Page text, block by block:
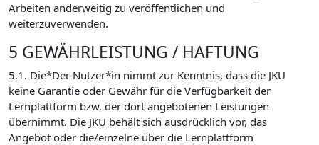
Arbeiten anderweitig zu veröffentlichen und
weiterzuverwenden.
5 GEWÄHRLEISTUNG / HAFTUNG
5.1. Die*Der Nutzer*in nimmt zur Kenntnis, dass die JKU
keine Garantie oder Gewähr für die Verfügbarkeit der
Lernplattform bzw. der dort angebotenen Leistungen
übernimmt. Die JKU behält sich ausdrücklich vor, das
Angebot oder die/einzelne über die Lernplattform